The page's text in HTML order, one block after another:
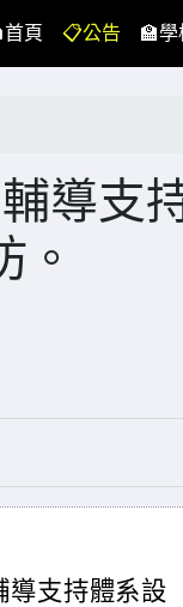
首頁(current)
📋公告 🏫學
導支
。
導支持體系設